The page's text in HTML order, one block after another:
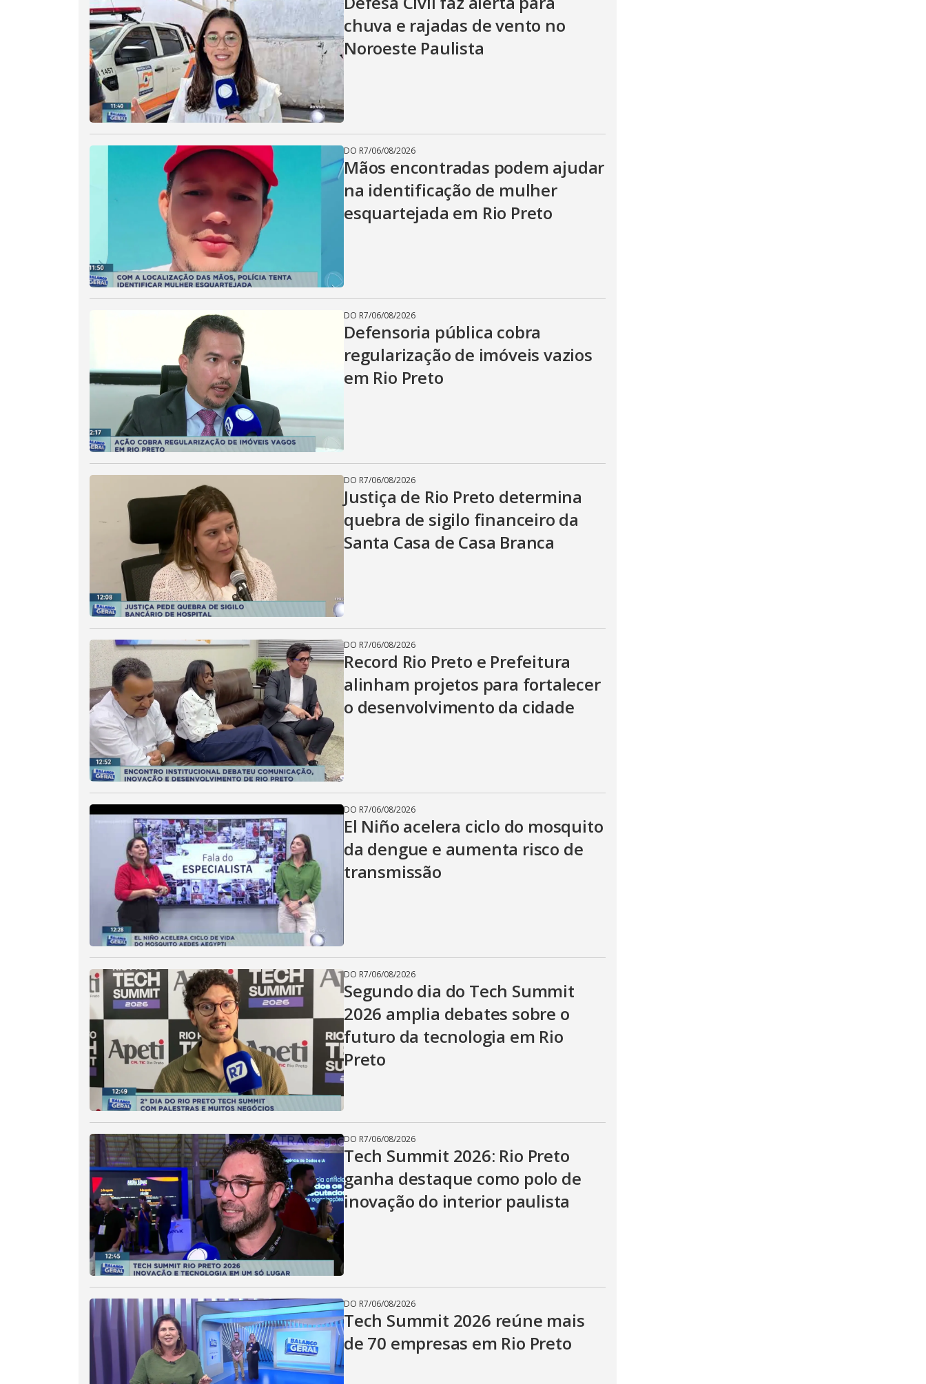
chuva e rajadas de vento no
Noroeste Paulista
DO R7/06/08/2026
Mãos encontradas podem ajudar
na identificação de mulher
esquartejada em Rio Preto
DO R7/06/08/2026
Defensoria pública cobra
regularização de imóveis vazios
em Rio Preto
DO R7/06/08/2026
Justiça de Rio Preto determina
quebra de sigilo financeiro da
Santa Casa de Casa Branca
DO R7/06/08/2026
Record Rio Preto e Prefeitura
alinham projetos para fortalecer
o desenvolvimento da cidade
DO R7/06/08/2026
El Niño acelera ciclo do mosquito
da dengue e aumenta risco de
transmissão
DO R7/06/08/2026
Segundo dia do Tech Summit
2026 amplia debates sobre o
futuro da tecnologia em Rio
Preto
DO R7/06/08/2026
Tech Summit 2026: Rio Preto
ganha destaque como polo de
inovação do interior paulista
DO R7/06/08/2026
Tech Summit 2026 reúne mais
de 70 empresas em Rio Preto